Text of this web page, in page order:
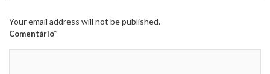
Your email address will not be published.
Comentário*